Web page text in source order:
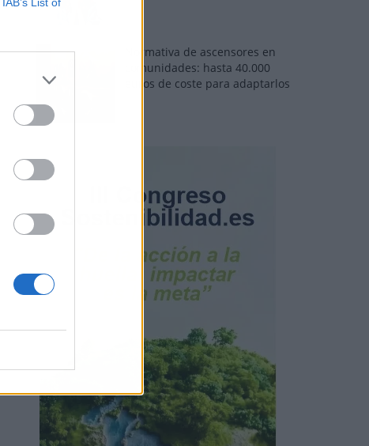
Normativa de ascensores en
comunidades: hasta 40.000
euros de coste para adaptarlos